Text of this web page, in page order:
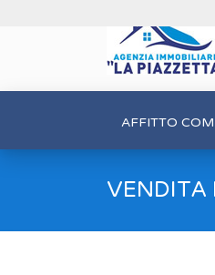
AFFITTO
VENDITA